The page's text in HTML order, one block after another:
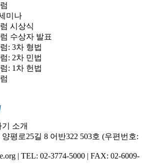
미나
시상식
수상자 발표
: 3차 형법
: 2차 민법
: 1차 헌법
소개
평로25길 8 어반322 503호 (우편번호:
| TEL: 02-3774-5000 | FAX: 02-6009-